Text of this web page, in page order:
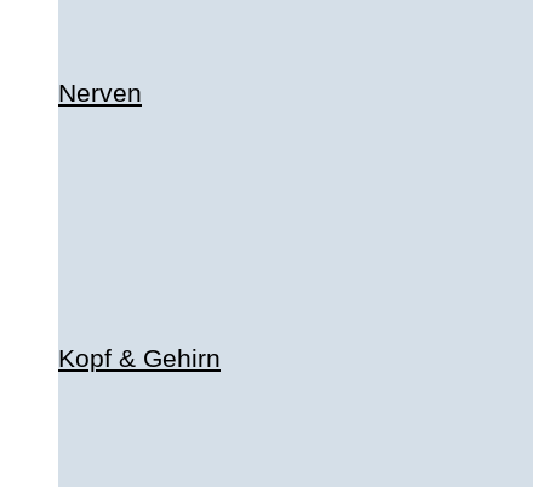
Nerven
Kopf & Gehirn